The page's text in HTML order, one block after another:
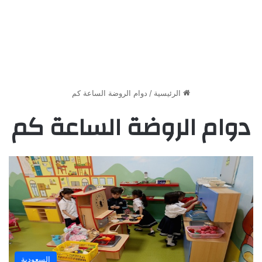
الرئيسية / دوام الروضة الساعة كم
دوام الروضة الساعة كم
السعودية